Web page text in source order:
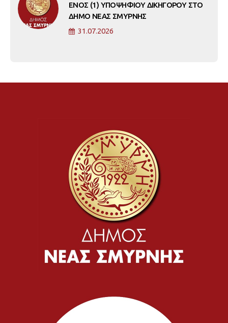
ΕΝΟΣ (1) ΥΠΟΨΗΦΙΟΥ ΔΙΚΗΓΟΡΟΥ ΣΤΟ
ΔΗΜΟ ΝΕΑΣ ΣΜΥΡΝΗΣ
31.07.2026